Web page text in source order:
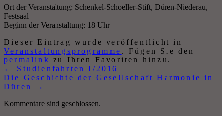
Ort der Veranstaltung: Schenkel-Schoeller-Stift, Düren-Niederau,
Festsaal
Beginn der Veranstaltung: 18 Uhr
Dieser Eintrag wurde veröffentlicht in
Veranstaltungsprogramme . Fügen Sie den
permalink zu Ihren Favoriten hinzu.
←
Studienfahrten I/2016
Die Geschichte der Gesellschaft Harmonie in
Düren
→
Kommentare sind geschlossen.